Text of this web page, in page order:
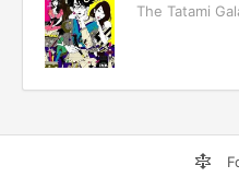
The Tatami